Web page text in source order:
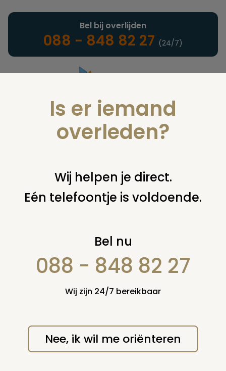
Landelijke uitvaartonderneming
Bel bij overlijden
088 - 848 82 27 (24/7)
U bent hier: home nieuws & agenda nieuws
Nieuws NOVEMBER
2010
Mandarijntjes voor overleden
kinderen
Is er iemand
overleden?
Wij helpen je direct.
Eén telefoontje is voldoende.
Bel nu
088 - 848 82 27
Wij zijn 24/7 bereikbaar
Nee, ik wil me oriënteren